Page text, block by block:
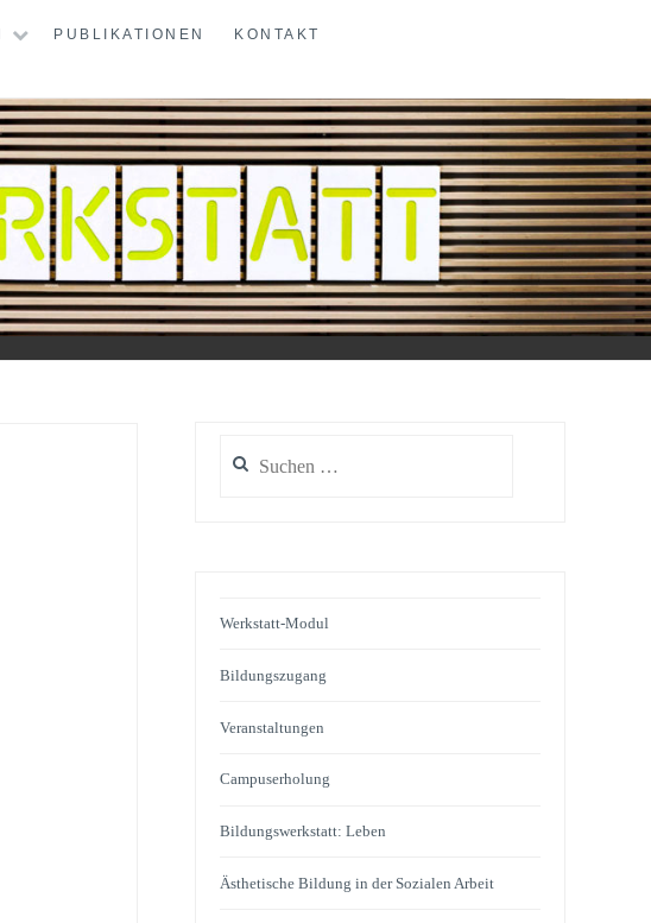
PUBLIKATIONEN
KONTAKT
nach:
Werkstatt-Modul
Bildungszugang
Veranstaltungen
Campuserholung
Bildungswerkstatt: Leben
Ästhetische Bildung in der Sozialen Arbeit